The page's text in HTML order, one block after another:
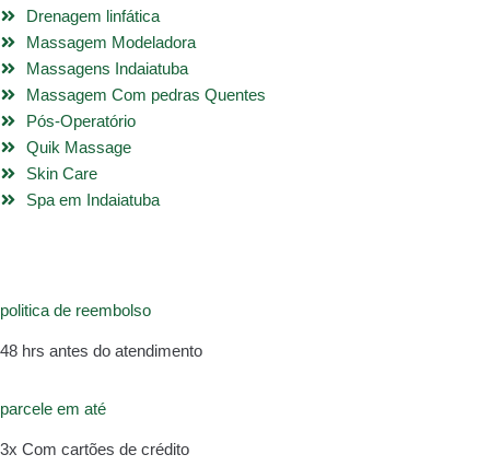
Drenagem linfática
Massagem Modeladora
Massagens Indaiatuba
Massagem Com pedras Quentes
Pós-Operatório
Quik Massage
Skin Care
Spa em Indaiatuba
politica de reembolso
48 hrs antes do atendimento
parcele em até
3x Com cartões de crédito